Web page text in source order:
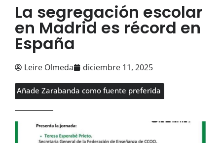
La segregación escolar
en Madrid es récord en
España
Leire Olmeda diciembre 11, 2025
Añade Zarabanda como fuente preferida